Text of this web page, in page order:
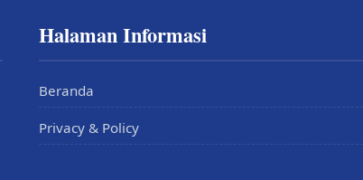
Halaman Informasi
Beranda
Privacy & Policy